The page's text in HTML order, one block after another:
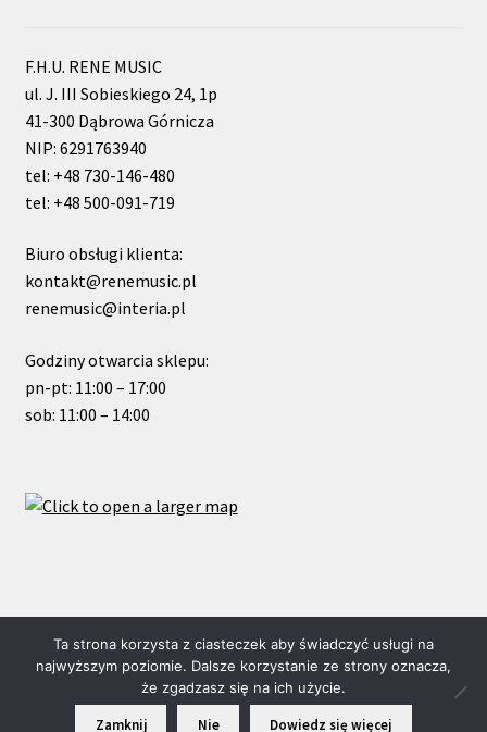
F.H.U. RENE MUSIC
ul. J. III Sobieskiego 24, 1p
41-300 Dąbrowa Górnicza
NIP: 6291763940
tel: +48 730-146-480
tel: +48 500-091-719
Biuro obsługi klienta:
kontakt@renemusic.pl
renemusic@interia.pl
Godziny otwarcia sklepu:
pn-pt: 11:00 – 17:00
sob: 11:00 – 14:00
© ReneMusic 2021 Powered by Michal Zalas
Ta strona korzysta z ciasteczek aby świadczyć usługi na
najwyższym poziomie. Dalsze korzystanie ze strony oznacza,
że zgadzasz się na ich użycie.
Zamknij Nie Dowiedz się więcej